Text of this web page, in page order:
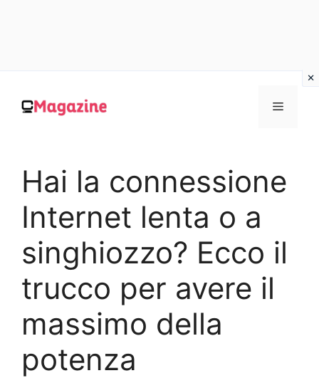
contenuto
MENU
Hai la connessione
Internet lenta o a
singhiozzo? Ecco il
trucco per avere il
massimo della
potenza